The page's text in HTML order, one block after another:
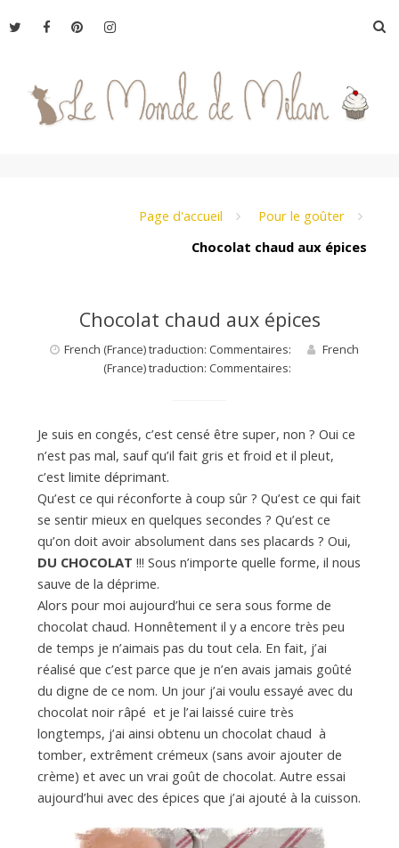
au
M
Page d'accueil
Pour le goûter
Chocolat chaud aux épices
Chocolat chaud aux épices
French (France) traduction: Commentaires:
French
(France) traduction: Commentaires:
Je suis en congés, c’est censé être super, non ? Oui ce
n’est pas mal, sauf qu’il fait gris et froid et il pleut,
c’est limite déprimant.
Qu’est ce qui réconforte à coup sûr ? Qu’est ce qui fait
se sentir mieux en quelques secondes ? Qu’est ce
qu’on doit avoir absolument dans ses placards ? Oui,
DU CHOCOLAT !!! Sous n’importe quelle forme, il nous
sauve de la déprime.
Alors pour moi aujourd’hui ce sera sous forme de
chocolat chaud. Honnêtement il y a encore très peu
de temps je n’aimais pas du tout cela. En fait, j’ai
réalisé que c’est parce que je n’en avais jamais goûté
du digne de ce nom. Un jour j’ai voulu essayé avec du
chocolat noir râpé et je l’ai laissé cuire très
longtemps, j’ai ainsi obtenu un chocolat chaud à
tomber, extrêment crémeux (sans avoir ajouter de
crème) et avec un vrai goût de chocolat. Autre essai
aujourd’hui avec des épices que j’ai ajouté à la cuisson.